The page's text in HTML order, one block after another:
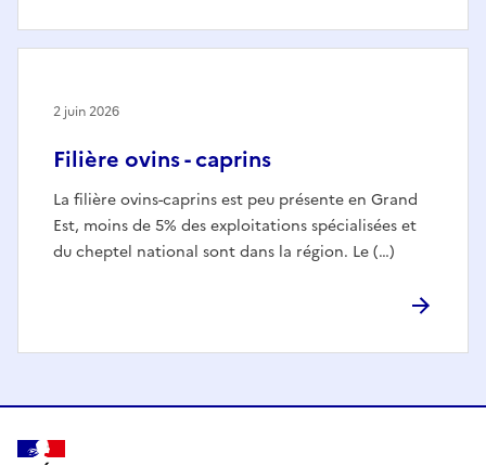
Filière ovins - caprins
La filière ovins-caprins est peu présente en Grand
Est, moins de 5% des exploitations spécialisées et
du cheptel national sont dans la région. Le (…)
2 juin 2026